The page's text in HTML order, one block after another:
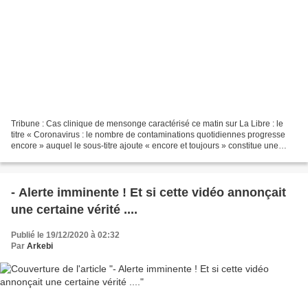
Tribune : Cas clinique de mensonge caractérisé ce matin sur La Libre : le
titre « Coronavirus : le nombre de contaminations quotidiennes progresse
encore » auquel le sous-titre ajoute « encore et toujours » constitue une
- Alerte imminente ! Et si cette vidéo annonçait
une certaine vérité ....
Publié le 19/12/2020 à 02:32
Par Arkebi